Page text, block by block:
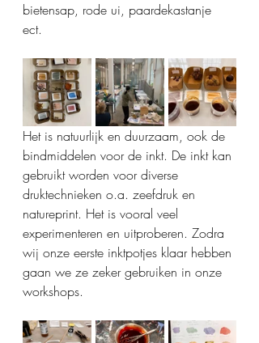
bietensap, rode ui, paardekastanje
ect.
Het is natuurlijk en duurzaam, ook de
bindmiddelen voor de inkt. De inkt kan
gebruikt worden voor diverse
druktechnieken o.a. zeefdruk en
natureprint. Het is vooral veel
experimenteren en uitproberen. Zodra
wij onze eerste inktpotjes klaar hebben
gaan we ze zeker gebruiken in onze
workshops.